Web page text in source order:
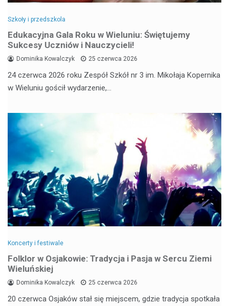
Szkoły i przedszkola
Edukacyjna Gala Roku w Wieluniu: Świętujemy
Sukcesy Uczniów i Nauczycieli!
Dominika Kowalczyk 25 czerwca 2026
24 czerwca 2026 roku Zespół Szkół nr 3 im. Mikołaja Kopernika
w Wieluniu gościł wydarzenie,…
Koncerty i festiwale
Folklor w Osjakowie: Tradycja i Pasja w Sercu Ziemi
Wieluńskiej
Dominika Kowalczyk 25 czerwca 2026
20 czerwca Osjaków stał się miejscem, gdzie tradycja spotkała